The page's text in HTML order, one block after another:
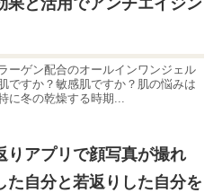
果と活用でアンチエイジン
ーゲン配合のオールインワンジェル
ですか？敏感肌ですか？肌の悩みは
に冬の乾燥する時期...
りアプリで顔写真が撮れ
た自分と若返りした自分を